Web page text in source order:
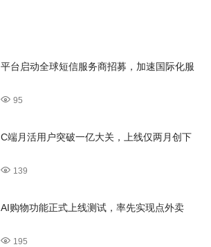
平台启动全球短信服务商招募，加速国际化服
95
C端月活用户突破一亿大关，上线仅两月创下
139
AI购物功能正式上线测试，率先实现点外卖
195